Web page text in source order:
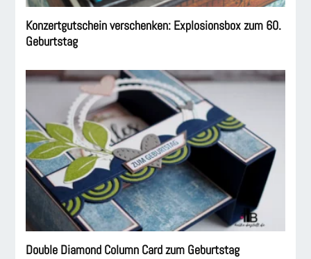
Konzertgutschein verschenken: Explosionsbox zum 60.
Geburtstag
Double Diamond Column Card zum Geburtstag